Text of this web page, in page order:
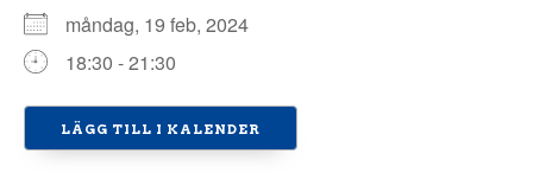
måndag, 19 feb, 2024
18:30 - 21:30
LÄGG TILL I KALENDER